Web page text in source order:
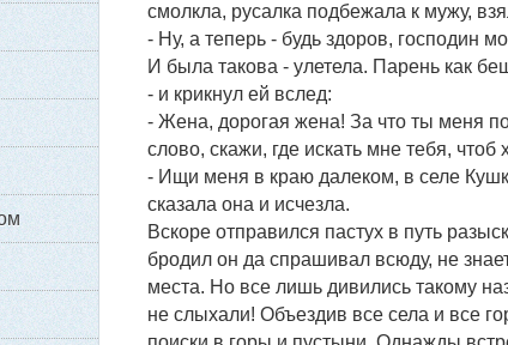
смолкла, русалка подбежала к мужу,
- Ну, а теперь - будь здоров, господин
И была такова - улетела. Парень как
- и крикнул ей вслед:
- Жена, дорогая жена! За что ты меня
слово, скажи, где искать мне тебя, чтоб
- Ищи меня в краю далеком, в селе
сказала она и исчезла.
Вскоре отправился пастух в путь
бродил он да спрашивал всюду, не
места. Но все лишь дивились такому
не слыхали! Объездив все села и все